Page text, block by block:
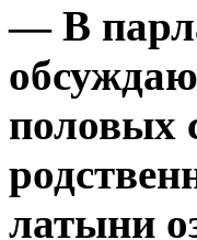
— В
половых
латыни